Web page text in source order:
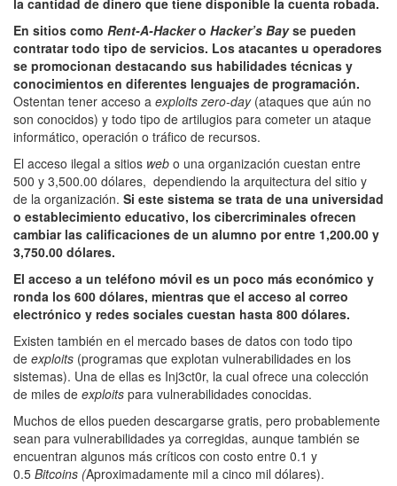
En sitios como Rent-A-Hackero Hacker’s Bayse pueden
contratar todo tipo de servicios. Los atacantes u operadores
se promocionan destacando sus habilidades técnicas y
conocimientos en diferentes lenguajes de programación.
Ostentan tener acceso a exploits zero-day(ataques que aún no
son conocidos) y todo tipo de artilugios para cometer un ataque
informático, operación o tráfico de recursos.
El acceso ilegal a sitios web o una organización cuestan entre
500 y 3,500.00 dólares, dependiendo la arquitectura del sitio y
de la organización. Si este sistema se trata de una universidad
o establecimiento educativo, los cibercriminales ofrecen
cambiar las calificaciones de un alumno por entre 1,200.00 y
3,750.00 dólares.
El acceso a un teléfono móvil es un poco más económico y
ronda los 600 dólares, mientras que el acceso al correo
electrónico y redes sociales cuestan hasta 800 dólares.
Existen también en el mercado bases de datos con todo tipo
de exploits (programas que explotan vulnerabilidades en los
sistemas). Una de ellas es Inj3ct0r, la cual ofrece una colección
de miles de exploits para vulnerabilidades conocidas.
Muchos de ellos pueden descargarse gratis, pero probablemente
sean para vulnerabilidades ya corregidas, aunque también se
encuentran algunos más críticos con costo entre 0.1 y
0.5 Bitcoins (Aproximadamente mil a cinco mil dólares).